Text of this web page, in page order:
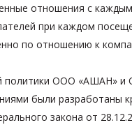
отношения с
при каждом
по отношению к
политики ООО «АШАН» и
были разработаны
закона от